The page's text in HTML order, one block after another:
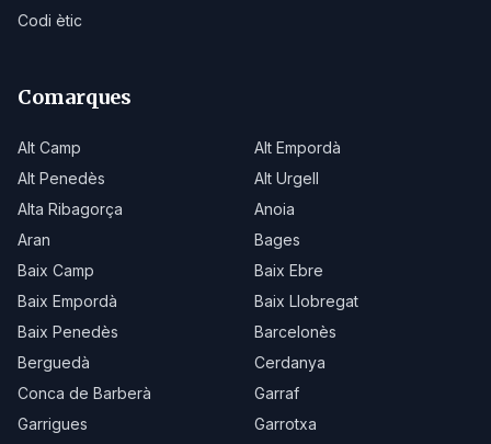
Codi ètic
Comarques
Alt Camp
Alt Empordà
Alt Penedès
Alt Urgell
Alta Ribagorça
Anoia
Aran
Bages
Baix Camp
Baix Ebre
Baix Empordà
Baix Llobregat
Baix Penedès
Barcelonès
Berguedà
Cerdanya
Conca de Barberà
Garraf
Garrigues
Garrotxa